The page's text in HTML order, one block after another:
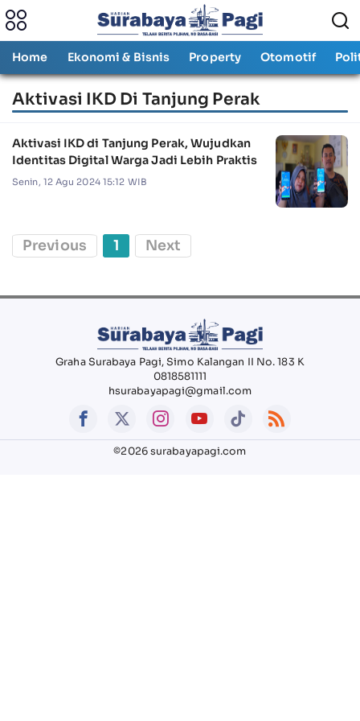
Home Ekonomi & Bisnis Property Otomotif
Aktivasi IKD Di Tanjung Perak
Aktivasi IKD di Tanjung Perak, Wujudkan
Identitas Digital Warga Jadi Lebih Praktis
Senin, 12 Agu 2024 15:12 WIB
Previous 1 Next
Graha Surabaya Pagi, Simo Kalangan II No. 183 K
0818581111
hsurabayapagi@gmail.com
©2026 surabayapagi.com